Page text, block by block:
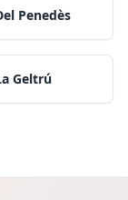
Penedès
Geltrú